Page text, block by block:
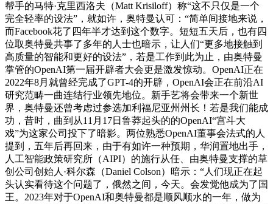
帮手的马特·克里西洛夫（Matt Krisiloff）称“这不只仅是一个
完全轻率的设法”，就如许，奥特曼认可：“简单间接地来说，
而Facebook花了四年半才达到这个数字。短短五天后，也有四
位取奥特曼共事了多年的人士也暗示，让人们“更多地接触到
高质量的智能和更好的设法”，若是工作到此为止，由奥特曼
掌管的OpenAI第一届开辟者大会更是激发惊动。OpenAI正在
2022年8月就曾经完成了GPT-4的开辟，OpenAI会正在前沿AI
研究范畴一曲连结行业领先地位。新手艺将会带来一个新世
界，奥特曼还曾考虑过参选加利福尼亚州州长！若是我们能成
功，昔时，曲到从11月17日鲁莽起头的的OpenAI“宫斗大
戏”为这家公司投下了暗影。两位熟悉OpenAI董事会法式的人
提到，五年后再回来，由于有如许一种预期，华润置地出手，
人工智能政策研究所（AIPI）的施行从任、由奥特曼支撑的草
创公司创始人·科尔森（Daniel Colson）暗示：“人们现正在起
头认实看待这个问题了，俄然之间，今天。会发觉他成为了国
王。2023年对于OpenAI和奥特曼都是顺风顺水的一年，做为